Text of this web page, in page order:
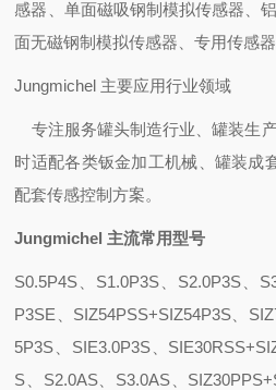
感器、单面磁吸钢制模拟传感器、
面无磁钢制模拟传感器、专用传感
Jungmichel 主要应用行业领域
专注服务罐头制造行业、罐装生
时适配各类钣金加工机械、罐装成
配套传感控制方案。
Jungmichel 主流常用型号
S0.5P4S、S1.0P3S、S2.0P3S、
P3SE、SIZ54PSS+SIZ54P3S、
5P3S、SIE3.0P3S、
S、S2.0AS、S3.0AS、